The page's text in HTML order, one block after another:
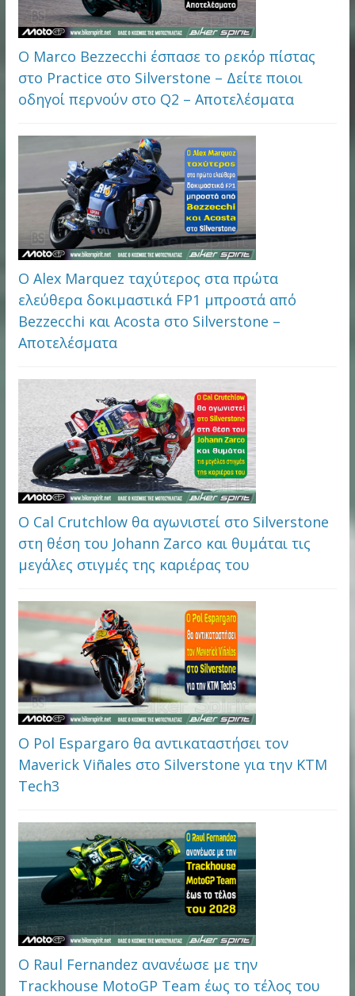
Ο Marco Bezzecchi έσπασε το ρεκόρ πίστας
στο Practice στο Silverstone – Δείτε ποιοι
οδηγοί περνούν στο Q2 – Αποτελέσματα
Ο Alex Marquez ταχύτερος στα πρώτα
ελεύθερα δοκιμαστικά FP1 μπροστά από
Bezzecchi και Acosta στο Silverstone –
Αποτελέσματα
Ο Cal Crutchlow θα αγωνιστεί στο Silverstone
στη θέση του Johann Zarco και θυμάται τις
μεγάλες στιγμές της καριέρας του
Ο Pol Espargaro θα αντικαταστήσει τον
Maverick Viñales στο Silverstone για την KTM
Tech3
Ο Raul Fernandez ανανέωσε με την
Trackhouse MotoGP Team έως το τέλος του